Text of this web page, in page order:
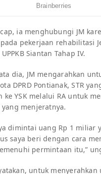
ia menghubungi JM
pekerjaan rehabilitasi
Siantan Tahap IV.
dia, JM mengarahkan
DPRD Pontianak, STR
YSK melalui RA untuk
menjeratnya.
dimintai uang Rp 1 miliar
saya beri dengan cara
permintaan itu,”
untuk menyerahkan